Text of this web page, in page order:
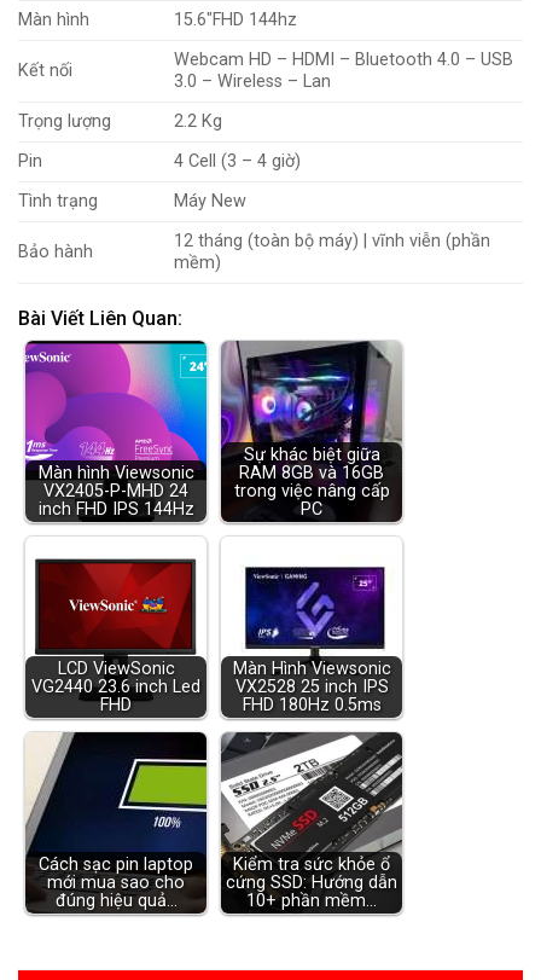
Màn hình
15.6″FHD 144hz
Kết nối
Webcam HD – HDMI – Bluetooth 4.0 – USB
3.0 – Wireless – Lan
Trọng lượng
2.2 Kg
Pin
4 Cell (3 – 4 giờ)
Tình trạng
Máy New
Bảo hành
12 tháng (toàn bộ máy) | vĩnh viễn (phần
mềm)
Bài Viết Liên Quan:
Màn hình Viewsonic
VX2405-P-MHD 24
inch FHD IPS 144Hz
Sự khác biệt giữa
RAM 8GB và 16GB
trong việc nâng cấp
PC
LCD ViewSonic
VG2440 23.6 inch Led
FHD
Màn Hình Viewsonic
VX2528 25 inch IPS
FHD 180Hz 0.5ms
Cách sạc pin laptop
mới mua sao cho
đúng hiệu quả…
Kiểm tra sức khỏe ổ
cứng SSD: Hướng dẫn
10+ phần mềm…